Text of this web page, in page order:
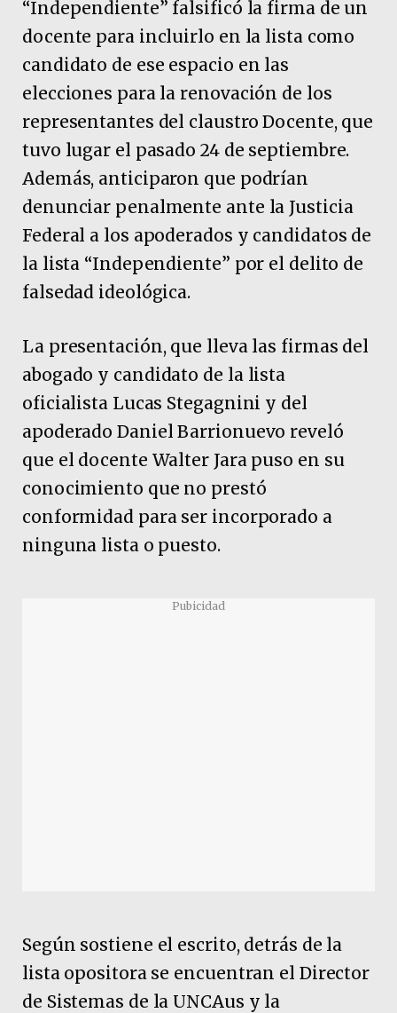
“Independiente” falsificó la firma de un
docente para incluirlo en la lista como
candidato de ese espacio en las
elecciones para la renovación de los
representantes del claustro Docente, que
tuvo lugar el pasado 24 de septiembre.
Además, anticiparon que podrían
denunciar penalmente ante la Justicia
Federal a los apoderados y candidatos de
la lista “Independiente” por el delito de
falsedad ideológica.
La presentación, que lleva las firmas del
abogado y candidato de la lista
oficialista Lucas Stegagnini y del
apoderado Daniel Barrionuevo reveló
que el docente Walter Jara puso en su
conocimiento que no prestó
conformidad para ser incorporado a
ninguna lista o puesto.
Pubicidad
Según sostiene el escrito, detrás de la
lista opositora se encuentran el Director
de Sistemas de la UNCAus y la